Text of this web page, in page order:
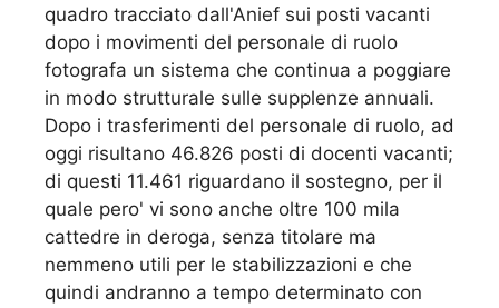
quadro tracciato dall'Anief sui posti vacanti
dopo i movimenti del personale di ruolo
fotografa un sistema che continua a poggiare
in modo strutturale sulle supplenze annuali.
Dopo i trasferimenti del personale di ruolo, ad
oggi risultano 46.826 posti di docenti vacanti;
di questi 11.461 riguardano il sostegno, per il
quale pero' vi sono anche oltre 100 mila
cattedre in deroga, senza titolare ma
nemmeno utili per le stabilizzazioni e che
quindi andranno a tempo determinato con